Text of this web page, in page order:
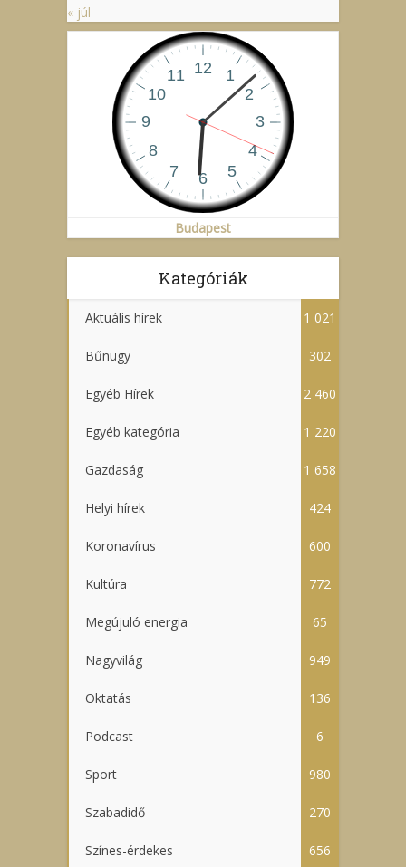
« júl
Budapest
Kategóriák
Aktuális hírek 1 021
Bűnügy 302
Egyéb Hírek 2 460
Egyéb kategória 1 220
Gazdaság 1 658
Helyi hírek 424
Koronavírus 600
Kultúra 772
Megújuló energia 65
Nagyvilág 949
Oktatás 136
Podcast 6
Sport 980
Szabadidő 270
Színes-érdekes 656